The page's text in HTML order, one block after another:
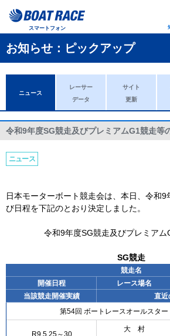
スマートフォン
お知らせ：ピックアップ
ニュース
レーサー
データ
サイト
更新
令和9年度SG競走及びプレミアムG1競走等
ニュース
日本モーターボート競走会は、本日、令和9
び日程を下記のとおり決定しました。
令和9年度SG競走及びプレミアム
SG競走
競走名
開催日程
レース場名
当該競走開催実績
直近
第54回 ボートレースオールスター
R9.5.25～30
大 村